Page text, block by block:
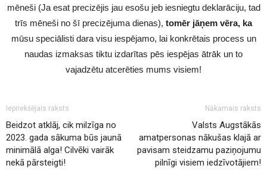
mēneši (Ja esat precizējis jau esošu jeb iesniegtu deklarāciju, tad
trīs mēneši no šī precizējuma dienas), tomēr jāņem vēra, ka
mūsu speciālisti dara visu iespējamo, lai konkrētais process un
naudas izmaksas tiktu izdarītas pēs iespējas ātrāk un to
vajadzētu atcerēties mums visiem!
Iepriekšējais raksts
Beidzot atklāj, cik milzīga no
2023. gada sākuma būs jaunā
minimālā alga! Cilvēki vairāk
nekā pārsteigti!
Nākamais raksts
Valsts Augstākās
amatpersonas nākušas klajā ar
pavisam steidzamu paziņojumu
pilnīgi visiem iedzīvotājiem!